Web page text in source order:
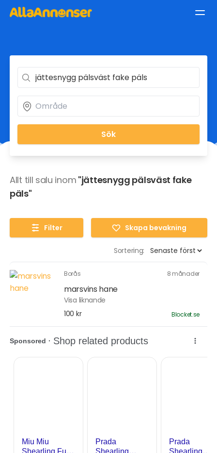
Sök
Allt till salu inom "jättesnygg pälsväst fake
päls"
Filter Skapa bevakning
Sortering:
Borås 8 månader
marsvins hane
Visa liknande
100 kr
Blocket.se